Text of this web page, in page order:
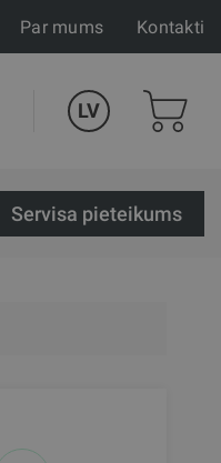
Par mums Kontakti
LV
Servisa pieteikums